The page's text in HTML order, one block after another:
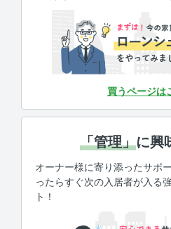
買うページは
「管理」に興
オーナー様に寄り添ったサポ
ったらすぐ次の入居者が入る
ト！